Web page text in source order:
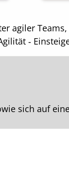
agiler
‑
sich auf